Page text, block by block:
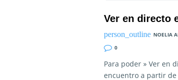
Ver en directo
NOELIA
0
Para poder » Ver en
encuentro a partir